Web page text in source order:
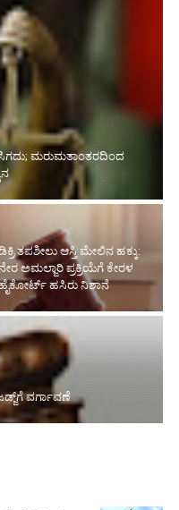
ಆಶಾಕಿರಣ
ರಂಪಾಟ ಪ್ರಕರಣದ ಎಫೆಕ್ಟ್‌:
ಜಡ್ಜ್‌ಗೆ ವರ್ಗಾವಣೆ
ನೀಡಿದ ಸುಪ್ರೀಂ